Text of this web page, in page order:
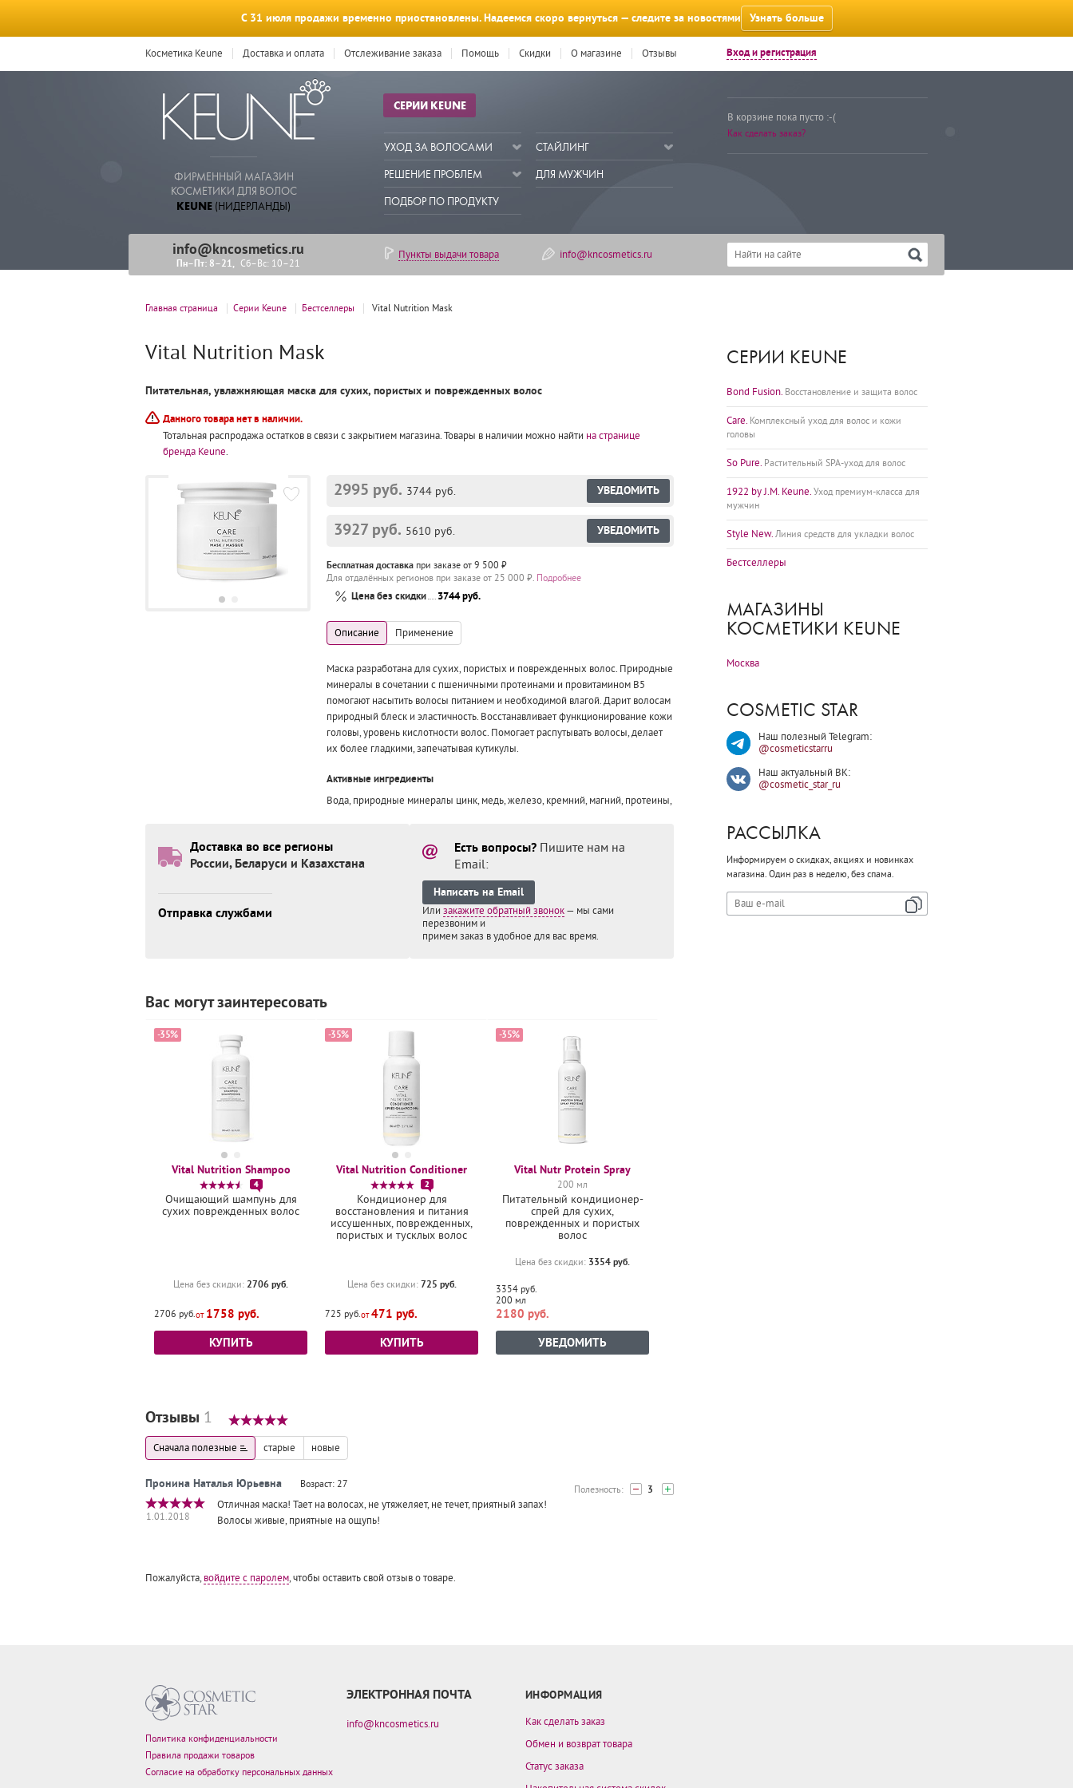
С 31 июля продажи временно приостановлены. Надеемся скоро вернуться — следите за новостями Узнать больше
Вход и регистрация
Косметика Keune Доставка и оплата Отслеживание заказа Помощь Скидки О магазине Отзывы
ФИРМЕННЫЙ МАГАЗИН
КОСМЕТИКИ ДЛЯ ВОЛОС
KEUNE (НИДЕРЛАНДЫ)
СЕРИИ KEUNE
УХОД ЗА ВОЛОСАМИ
СТАЙЛИНГ
РЕШЕНИЕ ПРОБЛЕМ
ДЛЯ МУЖЧИН
ПОДБОР ПО ПРОДУКТУ
В корзине пока пусто :-(
Как сделать заказ?
info@kncosmetics.ru
Пн–Пт: 8–21 Сб–Вс: 10–21
Пункты выдачи товара info@kncosmetics.ru
Главная страница Серии Keune Бестселлеры Vital Nutrition Mask
Vital Nutrition Mask
Питательная, увлажняющая маска для сухих, пористых и поврежденных волос
Данного товара нет в наличии.
Тотальная распродажа остатков в связи с закрытием магазина. Товары в наличии можно найти на странице
бренда Keune.
2995 руб. 3744 руб. УВЕДОМИТЬ
3927 руб. 5610 руб. УВЕДОМИТЬ
Бесплатная доставка при заказе от 9 500 ₽
Для отдалённых регионов при заказе от 25 000 ₽. Подробнее
Цена без скидки 3744 руб.
Маска разработана для сухих, пористых и поврежденных волос. Природные
минералы в сочетании с пшеничными протеинами и провитамином В5
помогают насытить волосы питанием и необходимой влагой. Дарит волосам
природный блеск и эластичность. Восстанавливает функционирование кожи
головы, уровень кислотности волос. Помогает распутывать волосы, делает
их более гладкими, запечатывая кутикулы.
Активные ингредиенты
Вода, природные минералы цинк, медь, железо, кремний, магний, протеины,
Доставка во все регионы
России, Беларуси и Казахстана
Отправка службами
Есть вопросы? Пишите нам на
Email:
Написать на Email
Или закажите обратный звонок — мы сами
перезвоним и
примем заказ в удобное для вас время.
Вас могут заинтересовать
Vital Nutrition Shampoo
4
Очищающий шампунь для
сухих поврежденных волос
Цена без скидки: 2706 руб.
-35%
1758 руб.
2706 руб.
КУПИТЬ
Vital Nutrition Conditioner
2
Кондиционер для
восстановления и питания
иссушенных, поврежденных,
пористых и тусклых волос
Цена без скидки: 725 руб.
-35%
471 руб.
725 руб.
КУПИТЬ
Vital Nutr Protein Spray
200 мл
Питательный кондиционер-
спрей для сухих,
поврежденных и пористых
волос
Цена без скидки: 3354 руб.
-35%
200 мл
2180 руб.
3354 руб.
УВЕДОМИТЬ
Отзывы 1
Сначала полезные старые новые
3
Возраст: 27
1.01.2018
Отличная маска! Тает на волосах, не утяжеляет, не течет, приятный запах!
Волосы живые, приятные на ощупь!
Пожалуйста, войдите с паролем , чтобы оставить свой отзыв о товаре.
СЕРИИ KEUNE
Bond Fusion. Восстановление и защита волос
Care. Комплексный уход для волос и кожи
головы
So Pure. Растительный SPA-уход для волос
1922 by J.M. Keune. Уход премиум-класса для
мужчин
Style New. Линия средств для укладки волос
Бестселлеры
МАГАЗИНЫ
КОСМЕТИКИ KEUNE
Москва
COSMETIC STAR
Наш полезный Telegram:
@cosmeticstarru
Наш актуальный ВК:
@cosmetic_star_ru
РАССЫЛКА
Информируем о скидках, акциях и новинках
магазина. Один раз в неделю, без спама.
Политика конфиденциальности
Правила продажи товаров
Согласие на обработку персональных данных
ЭЛЕКТРОННАЯ ПОЧТА
info@kncosmetics.ru
ИНФОРМАЦИЯ
Как сделать заказ
Обмен и возврат товара
Статус заказа